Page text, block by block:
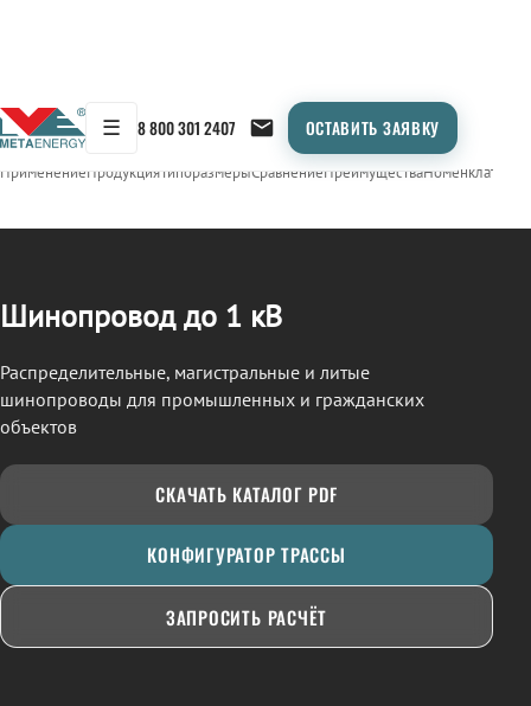
☰ 8 800 301 2407 ОСТАВИТЬ ЗАЯВКУ
← Продукция/ШИНОПРОВОД
ПрименениеПродукцияТипоразмерыСравнениеПреимуществаНоменклатура
Шинопровод до 1 кВ
Распределительные, магистральные и литые
шинопроводы для промышленных и гражданских
объектов
СКАЧАТЬ КАТАЛОГ PDF
КОНФИГУРАТОР ТРАССЫ
ЗАПРОСИТЬ РАСЧЁТ